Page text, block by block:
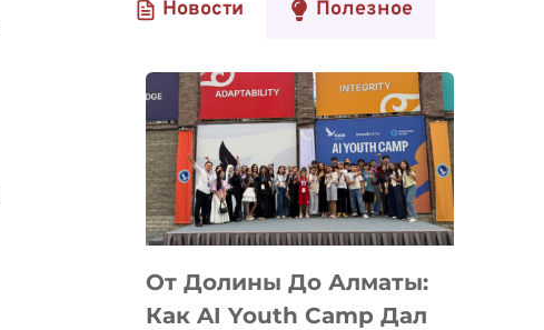
Новости Полезное
От Долины До Алматы:
Как AI Youth Camp Дал